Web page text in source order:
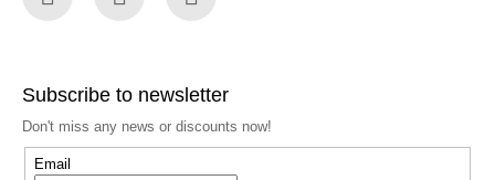
Subscribe to newsletter
Don't miss any news or discounts now!
Email